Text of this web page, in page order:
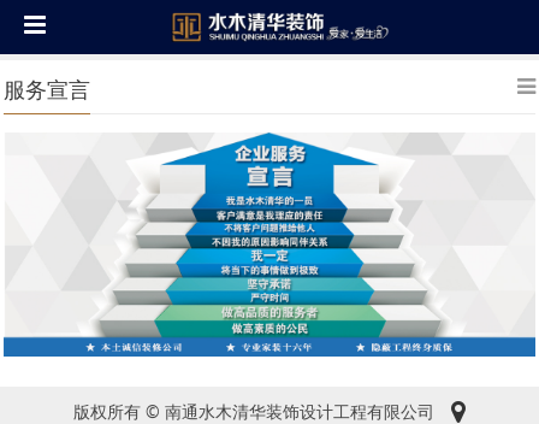
服务宣言
版权所有 © 南通水木清华装饰设计工程有限公司